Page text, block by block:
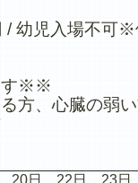
幼児入場不可※
す※※
方、心臓の弱
20日、22日、23日